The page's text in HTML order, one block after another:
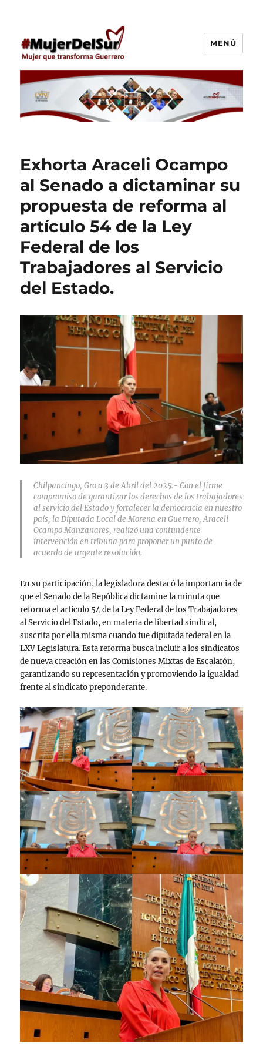
Araceli Ocampo Manzanares
MENÚ
Exhorta Araceli Ocampo
al Senado a dictaminar su
propuesta de reforma al
artículo 54 de la Ley
Federal de los
Trabajadores al Servicio
del Estado.
Chilpancingo, Gro a 3 de Abril del 2025.- Con el firme
compromiso de garantizar los derechos de los trabajadores
al servicio del Estado y fortalecer la democracia en nuestro
país, la Diputada Local de Morena en Guerrero, Araceli
Ocampo Manzanares, realizó una contundente
intervención en tribuna para proponer un punto de
acuerdo de urgente resolución.
En su participación, la legisladora destacó la importancia de
que el Senado de la República dictamine la minuta que
reforma el artículo 54 de la Ley Federal de los Trabajadores
al Servicio del Estado, en materia de libertad sindical,
suscrita por ella misma cuando fue diputada federal en la
LXV Legislatura. Esta reforma busca incluir a los sindicatos
de nueva creación en las Comisiones Mixtas de Escalafón,
garantizando su representación y promoviendo la igualdad
frente al sindicato preponderante.